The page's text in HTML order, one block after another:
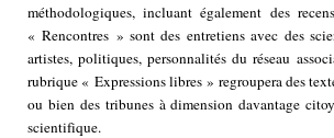
méthodologiques, incluant également des
« Rencontres » sont des entretiens avec des
artistes, politiques, personnalités du réseau
rubrique « Expressions libres » regroupera des
ou bien des tribunes à dimension davantage
scientifique.